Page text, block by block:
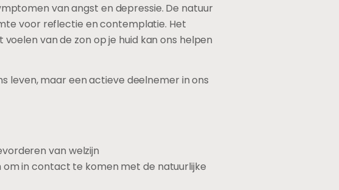
van angst en depressie. De natuur
voor reflectie en contemplatie. Het
van de zon op je huid kan ons helpen
leven, maar een actieve deelnemer in ons
van welzijn
om in contact te komen met de natuurlijke